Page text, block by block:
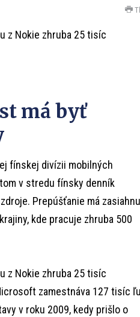
z Nokie zhruba 25 tisíc
má byť
fínskej divízii mobilných
v stredu fínsky denník
Prepúšťanie má
kde pracuje zhruba 500
z Nokie zhruba 25 tisíc
zamestnáva 127 tisíc
v roku 2009, kedy prišlo o